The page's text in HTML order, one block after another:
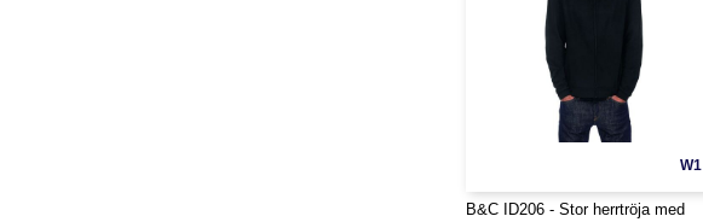
W1
B&C ID206 - Stor herrtröja med